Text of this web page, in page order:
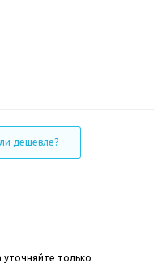
дешевле?
только